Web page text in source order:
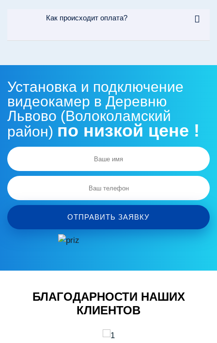
Как происходит оплата?
Установка и подключение
видеокамер в Деревню
Львово (Волоколамский
район) по низкой цене !
ОТПРАВИТЬ ЗАЯВКУ
БЛАГОДАРНОСТИ НАШИХ
КЛИЕНТОВ